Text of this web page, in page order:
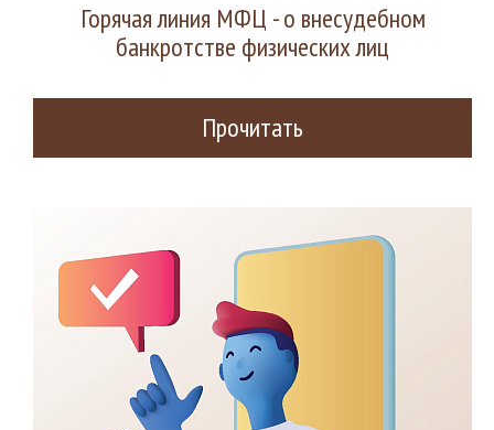
Горячая линия МФЦ - о внесудебном
банкротстве физических лиц
Прочитать